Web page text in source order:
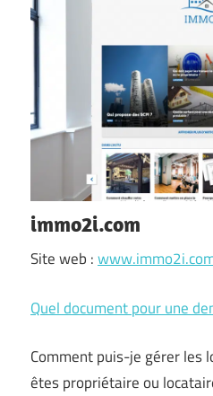
immo2i.com
Site web :
Quel document pour une
Comment puis-je gérer les
êtes propriétaire ou